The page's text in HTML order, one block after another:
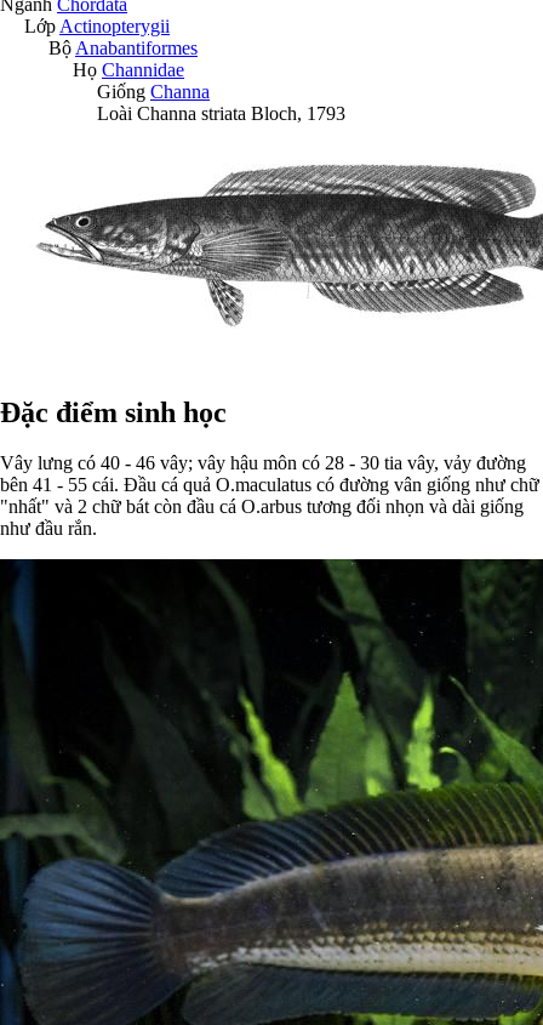
Lớp Actinopterygii
Bộ Anabantiformes
Họ Channidae
Giống Channa
Loài Channa striata Bloch, 1793
Đặc điểm sinh học
Vây lưng có 40 - 46 vây; vây hậu môn có 28 - 30 tia vây, vảy đường
bên 41 - 55 cái. Ðầu cá quả O.maculatus có đường vân giống như chữ
"nhất" và 2 chữ bát còn đầu cá O.arbus tương đối nhọn và dài giống
như đầu rắn.